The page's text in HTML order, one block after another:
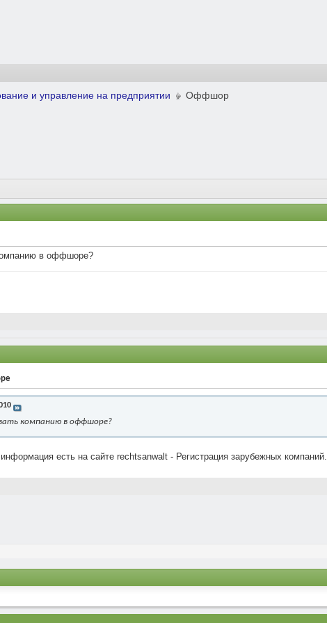
и управление на предприятии Оффшор
в оффшоре?
компанию в оффшоре?
есть на сайте rechtsanwalt - Регистрация зарубежных компаний.